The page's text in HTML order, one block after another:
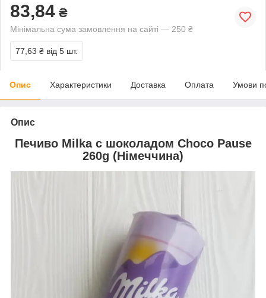
83,84 ₴
Мінімальна сума замовлення на сайті — 250 ₴
77,63 ₴ від 5 шт.
Опис Характеристики Доставка Оплата Умови
Опис
Печиво Milka c шоколадом Choco Pause
260g (Німеччина)